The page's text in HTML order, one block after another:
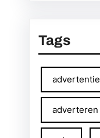
Tags
advertentie
adverteren